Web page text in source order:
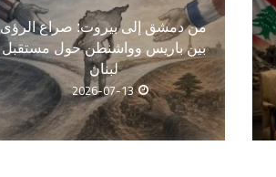
من دمشق إلى بيروت: صراع الرؤى
بين باريس وواشنطن حول مستقبل
لبنان
2026-07-13